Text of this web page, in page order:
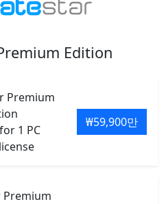
Edition
Premium
1 PC
₩59,900만
Premium